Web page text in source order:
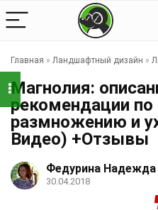
Главная » Ландшафтный дизайн »
Магнолия:
рекомендации по
размножению и
Видео) +Отзывы
Федурина Надежда
30.04.2018